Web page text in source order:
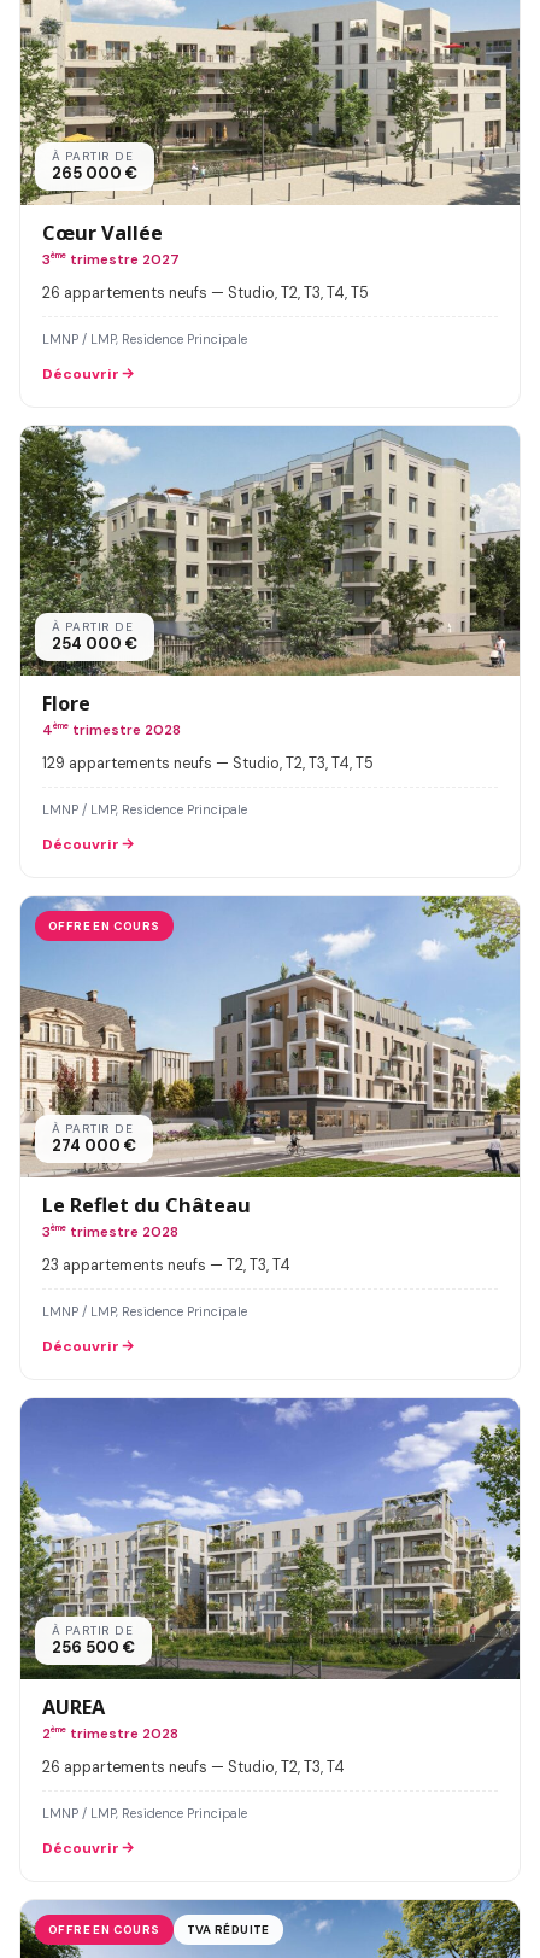
À PARTIR DE
265 000 €
Cœur Vallée
3ème trimestre 2027
26 appartements neufs — Studio, T2, T3, T4, T5
LMNP / LMP, Residence Principale
Découvrir
À PARTIR DE
254 000 €
Flore
4ème trimestre 2028
129 appartements neufs — Studio, T2, T3, T4, T5
LMNP / LMP, Residence Principale
Découvrir
OFFRE EN COURS
À PARTIR DE
274 000 €
Le Reflet du Château
3ème trimestre 2028
23 appartements neufs — T2, T3, T4
LMNP / LMP, Residence Principale
Découvrir
À PARTIR DE
256 500 €
AUREA
2ème trimestre 2028
26 appartements neufs — Studio, T2, T3, T4
LMNP / LMP, Residence Principale
Découvrir
OFFRE EN COURS TVA RÉDUITE